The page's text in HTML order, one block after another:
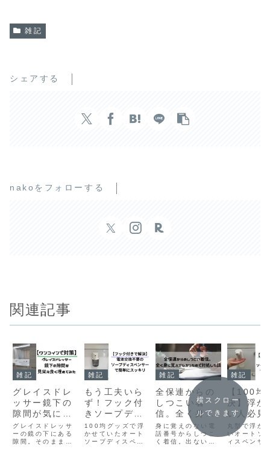
雑記
シェアする
nakoをフォローする
関連記事
雑記
グレイスドレ
ッサー鏡下の
隙間が気にな
るのでワンコ
インで対策し
てみた
グレイスドレッサ
ーの鏡の下にある
隙間。そのままに
雑記
もう工夫いら
ず！フック付
きソープディ
スペンサーが
浮かせ収納を
一発解決
100均グッズで浮
かせていたオート
ソープディスペン
雑記
全保連からの
しつこい着
信。全く身に
覚えがなかっ
たので対処し
た話
身に覚えのない電
話番号からしつこ
く着信。出ないで
雑記
【100均
決】浮か
い人必見
型オート
プディス
サーもス
丸型で浮か
いオートソ
ィスペンサ
横スクロー
ルできます